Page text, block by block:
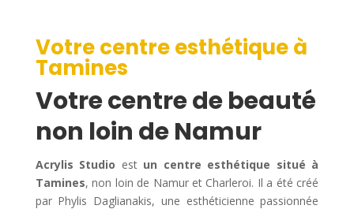
Votre centre esthétique à
Tamines
Votre centre de beauté
non loin de Namur
Acrylis Studio est un centre esthétique situé à
Tamines, non loin de Namur et Charleroi. Il a été créé
par Phylis Daglianakis, une esthéticienne passionnée